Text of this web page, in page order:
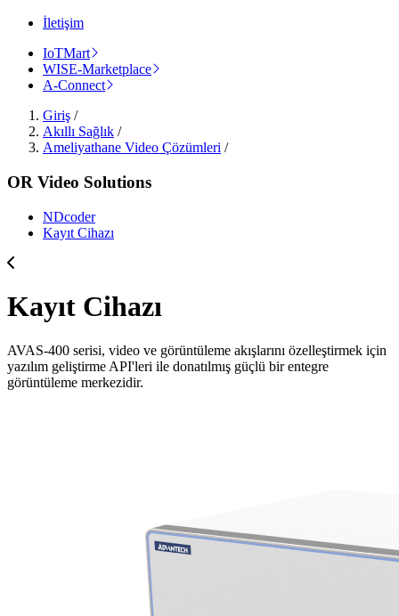
İletişim
IoTMart
WISE-Marketplace
A-Connect
Giriş /
Akıllı Sağlık /
Ameliyathane Video Çözümleri /
OR Video Solutions
NDcoder
Kayıt Cihazı
Kayıt Cihazı
AVAS-400 serisi, video ve görüntüleme akışlarını özelleştirmek için
yazılım geliştirme API'leri ile donatılmış güçlü bir entegre
görüntüleme merkezidir.